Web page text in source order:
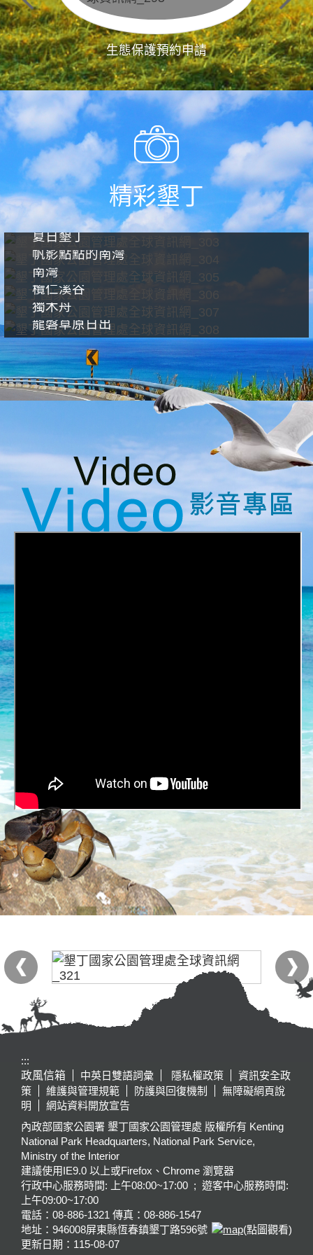
生態保護預約申請
精彩墾丁
夏日墾丁
帆影點點的南灣
南灣
欖仁溪谷
獨木舟
龍磐草原日出
:::
政風信箱
中英日雙語詞彙 隱私權政策
資訊安全政
策
維護與管理規範 防護與回復機制
無障礙網頁說
明
網站資料開放宣告
內政部國家公園署 墾丁國家公園管理處 版權所有 Kenting
National Park Headquarters, National Park Service,
Ministry of the Interior
建議使用IE9.0 以上或Firefox、Chrome 瀏覽器
行政中心服務時間: 上午08:00~17:00 ; 遊客中心服務時間:
上午09:00~17:00
電話：08-886-1321 傳真：08-886-1547
地址：946008屏東縣恆春鎮墾丁路596號
(點圖觀看)
更新日期： 115-08-07